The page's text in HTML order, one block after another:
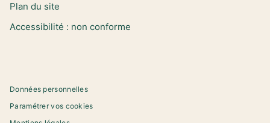
Plan du site
Accessibilité : non conforme
Données personnelles
Paramétrer vos cookies